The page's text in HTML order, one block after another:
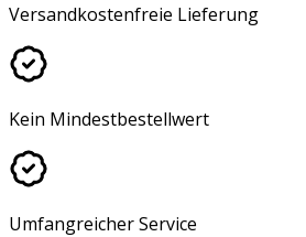
Versandkostenfreie Lieferung
Kein Mindestbestellwert
Umfangreicher Service